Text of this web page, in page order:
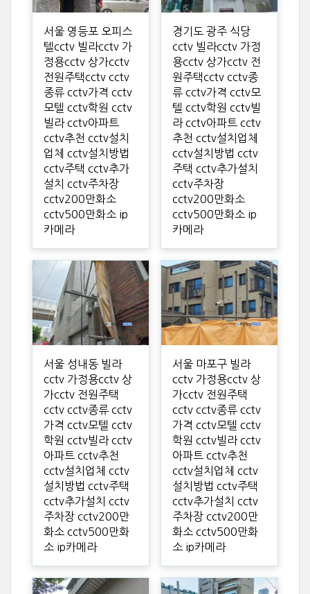
서울 영등포 오피스
텔cctv 빌라cctv 가
정용cctv 상가cctv
전원주택cctv cctv
종류 cctv가격 cctv
모텔 cctv학원 cctv
빌라 cctv아파트
cctv추천 cctv설치
업체 cctv설치방법
cctv주택 cctv추가
설치 cctv주차장
cctv200만화소
cctv500만화소 ip
카메라
경기도 광주 식당
cctv 빌라cctv 가정
용cctv 상가cctv 전
원주택cctv cctv종
류 cctv가격 cctv모
텔 cctv학원 cctv빌
라 cctv아파트 cctv
추천 cctv설치업체
cctv설치방법 cctv
주택 cctv추가설치
cctv주차장
cctv200만화소
cctv500만화소 ip
카메라
서울 성내동 빌라
cctv 가정용cctv 상
가cctv 전원주택
cctv cctv종류 cctv
가격 cctv모텔 cctv
학원 cctv빌라 cctv
아파트 cctv추천
cctv설치업체 cctv
설치방법 cctv주택
cctv추가설치 cctv
주차장 cctv200만
화소 cctv500만화
소 ip카메라
서울 마포구 빌라
cctv 가정용cctv 상
가cctv 전원주택
cctv cctv종류 cctv
가격 cctv모텔 cctv
학원 cctv빌라 cctv
아파트 cctv추천
cctv설치업체 cctv
설치방법 cctv주택
cctv추가설치 cctv
주차장 cctv200만
화소 cctv500만화
소 ip카메라